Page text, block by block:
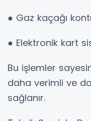
● Gaz kaçağı
● Elektronik kart
Bu işlemler
daha verimli ve
sağlanır.